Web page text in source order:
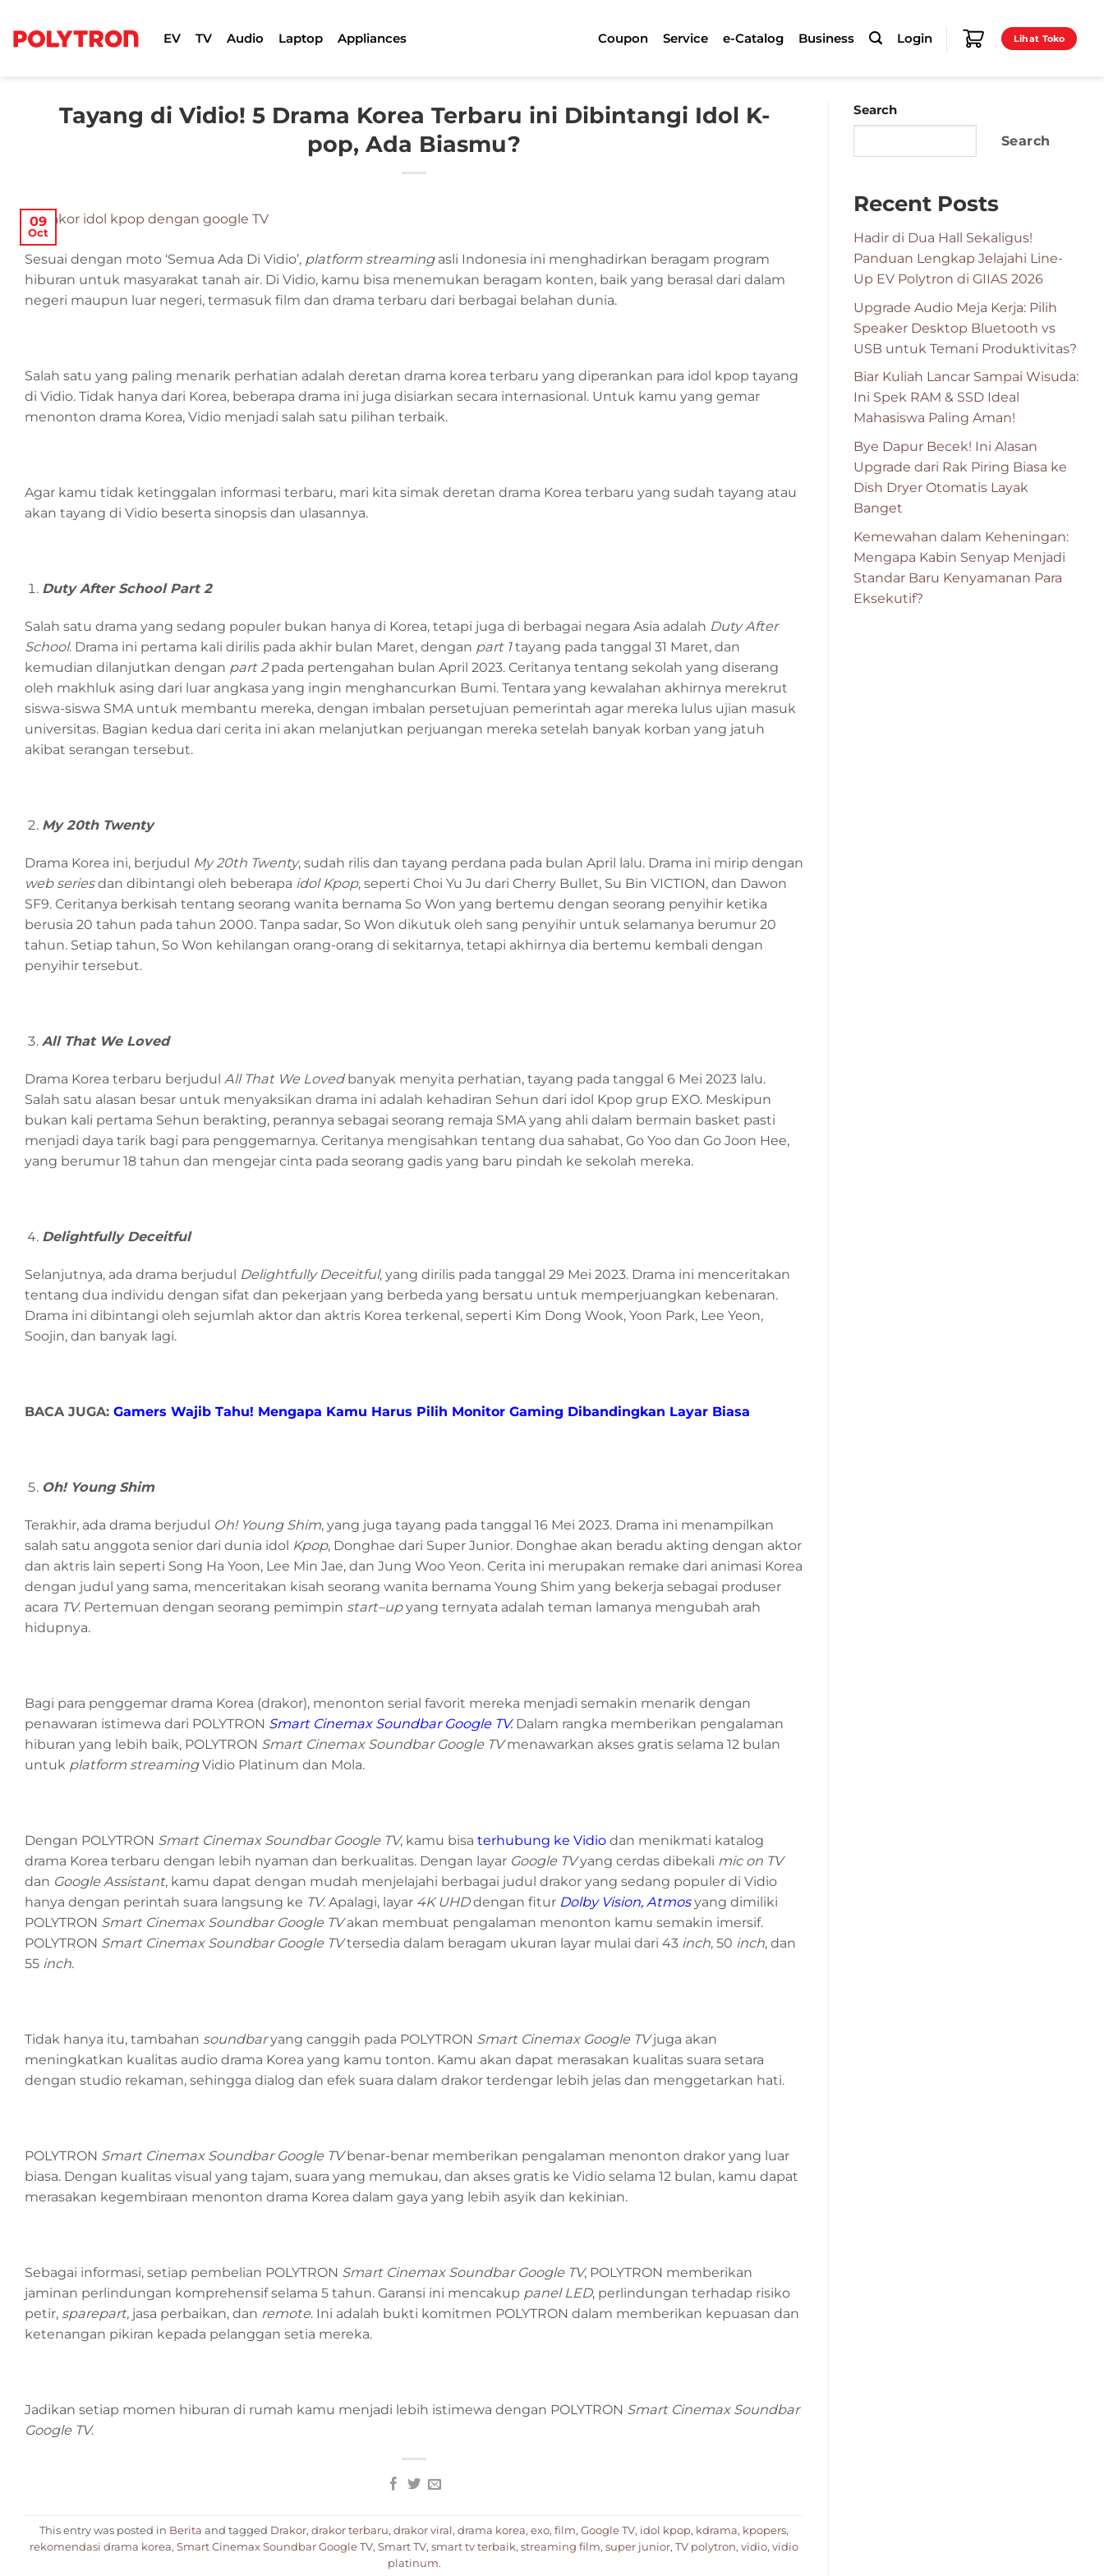
content
EV TV Audio Laptop Appliances Coupon Service e-Catalog Business Login Lihat Toko
Tayang di Vidio! 5 Drama Korea Terbaru ini Dibintangi Idol K-
pop, Ada Biasmu?
09
Oct
Sesuai dengan moto ‘Semua Ada Di Vidio’, platform streamingasli Indonesia ini menghadirkan beragam program
hiburan untuk masyarakat tanah air. Di Vidio, kamu bisa menemukan beragam konten, baik yang berasal dari dalam
negeri maupun luar negeri, termasuk film dan drama terbaru dari berbagai belahan dunia.
Salah satu yang paling menarik perhatian adalah deretan drama korea terbaru yang diperankan para idol kpop tayang
di Vidio. Tidak hanya dari Korea, beberapa drama ini juga disiarkan secara internasional. Untuk kamu yang gemar
menonton drama Korea, Vidio menjadi salah satu pilihan terbaik.
Agar kamu tidak ketinggalan informasi terbaru, mari kita simak deretan drama Korea terbaru yang sudah tayang atau
akan tayang di Vidio beserta sinopsis dan ulasannya.
Duty After School Part 2
Salah satu drama yang sedang populer bukan hanya di Korea, tetapi juga di berbagai negara Asia adalah Duty After
School. Drama ini pertama kali dirilis pada akhir bulan Maret, dengan part 1tayang pada tanggal 31 Maret, dan
kemudian dilanjutkan dengan part 2pada pertengahan bulan April 2023. Ceritanya tentang sekolah yang diserang
oleh makhluk asing dari luar angkasa yang ingin menghancurkan Bumi. Tentara yang kewalahan akhirnya merekrut
siswa-siswa SMA untuk membantu mereka, dengan imbalan persetujuan pemerintah agar mereka lulus ujian masuk
universitas. Bagian kedua dari cerita ini akan melanjutkan perjuangan mereka setelah banyak korban yang jatuh
akibat serangan tersebut.
My 20th Twenty
Drama Korea ini, berjudul My 20th Twenty, sudah rilis dan tayang perdana pada bulan April lalu. Drama ini mirip dengan
web seriesdan dibintangi oleh beberapa idol Kpop, seperti Choi Yu Ju dari Cherry Bullet, Su Bin VICTION, dan Dawon
SF9. Ceritanya berkisah tentang seorang wanita bernama So Won yang bertemu dengan seorang penyihir ketika
berusia 20 tahun pada tahun 2000. Tanpa sadar, So Won dikutuk oleh sang penyihir untuk selamanya berumur 20
tahun. Setiap tahun, So Won kehilangan orang-orang di sekitarnya, tetapi akhirnya dia bertemu kembali dengan
penyihir tersebut.
All That We Loved
Drama Korea terbaru berjudul All That We Lovedbanyak menyita perhatian, tayang pada tanggal 6 Mei 2023 lalu.
Salah satu alasan besar untuk menyaksikan drama ini adalah kehadiran Sehun dari idol Kpop grup EXO. Meskipun
bukan kali pertama Sehun berakting, perannya sebagai seorang remaja SMA yang ahli dalam bermain basket pasti
menjadi daya tarik bagi para penggemarnya. Ceritanya mengisahkan tentang dua sahabat, Go Yoo dan Go Joon Hee,
yang berumur 18 tahun dan mengejar cinta pada seorang gadis yang baru pindah ke sekolah mereka.
Delightfully Deceitful
Selanjutnya, ada drama berjudul Delightfully Deceitful, yang dirilis pada tanggal 29 Mei 2023. Drama ini menceritakan
tentang dua individu dengan sifat dan pekerjaan yang berbeda yang bersatu untuk memperjuangkan kebenaran.
Drama ini dibintangi oleh sejumlah aktor dan aktris Korea terkenal, seperti Kim Dong Wook, Yoon Park, Lee Yeon,
Soojin, dan banyak lagi.
BACA JUGA: Gamers Wajib Tahu! Mengapa Kamu Harus Pilih Monitor Gaming Dibandingkan Layar Biasa
Oh! Young Shim
Terakhir, ada drama berjudul Oh! Young Shim, yang juga tayang pada tanggal 16 Mei 2023. Drama ini menampilkan
salah satu anggota senior dari dunia idol Kpop, Donghae dari Super Junior. Donghae akan beradu akting dengan aktor
dan aktris lain seperti Song Ha Yoon, Lee Min Jae, dan Jung Woo Yeon. Cerita ini merupakan remake dari animasi Korea
dengan judul yang sama, menceritakan kisah seorang wanita bernama Young Shim yang bekerja sebagai produser
acara TV. Pertemuan dengan seorang pemimpin start–upyang ternyata adalah teman lamanya mengubah arah
hidupnya.
Bagi para penggemar drama Korea (drakor), menonton serial favorit mereka menjadi semakin menarik dengan
penawaran istimewa dari POLYTRON Smart Cinemax Soundbar Google TV.Dalam rangka memberikan pengalaman
hiburan yang lebih baik, POLYTRON Smart Cinemax Soundbar Google TVmenawarkan akses gratis selama 12 bulan
untuk platform streamingVidio Platinum dan Mola.
Dengan POLYTRON Smart Cinemax Soundbar Google TV, kamu bisa terhubung ke Vidio dan menikmati katalog
drama Korea terbaru dengan lebih nyaman dan berkualitas. Dengan layar Google TVyang cerdas dibekali mic on TV
dan Google Assistant, kamu dapat dengan mudah menjelajahi berbagai judul drakor yang sedang populer di Vidio
hanya dengan perintah suara langsung ke TV. Apalagi, layar 4K UHDdengan fitur Dolby Vision, Atmosyang dimiliki
POLYTRON Smart Cinemax Soundbar Google TVakan membuat pengalaman menonton kamu semakin imersif.
POLYTRON Smart Cinemax SoundbarGoogle TVtersedia dalam beragam ukuran layar mulai dari 43 inch, 50 inch, dan
55 inch.
Tidak hanya itu, tambahan soundbaryang canggih pada POLYTRON Smart CinemaxGoogle TVjuga akan
meningkatkan kualitas audio drama Korea yang kamu tonton. Kamu akan dapat merasakan kualitas suara setara
dengan studio rekaman, sehingga dialog dan efek suara dalam drakor terdengar lebih jelas dan menggetarkan hati.
POLYTRON Smart Cinemax Soundbar Google TVbenar-benar memberikan pengalaman menonton drakor yang luar
biasa. Dengan kualitas visual yang tajam, suara yang memukau, dan akses gratis ke Vidio selama 12 bulan, kamu dapat
merasakan kegembiraan menonton drama Korea dalam gaya yang lebih asyik dan kekinian.
Sebagai informasi, setiap pembelian POLYTRON Smart Cinemax Soundbar Google TV, POLYTRON memberikan
jaminan perlindungan komprehensif selama 5 tahun. Garansi ini mencakup panel LED, perlindungan terhadap risiko
petir, sparepart, jasa perbaikan, dan remote. Ini adalah bukti komitmen POLYTRON dalam memberikan kepuasan dan
ketenangan pikiran kepada pelanggan setia mereka.
Jadikan setiap momen hiburan di rumah kamu menjadi lebih istimewa dengan POLYTRON Smart Cinemax Soundbar
Google TV.
This entry was posted in Berita and tagged Drakor, drakor terbaru, drakor viral, drama korea, exo, film, Google TV, idol kpop, kdrama, kpopers,
rekomendasi drama korea, Smart Cinemax Soundbar Google TV, Smart TV, smart tv terbaik, streaming film, super junior, TV polytron, vidio, vidio
platinum.
Search
Search
Recent Posts
Hadir di Dua Hall Sekaligus!
Panduan Lengkap Jelajahi Line-
Up EV Polytron di GIIAS 2026
Upgrade Audio Meja Kerja: Pilih
Speaker Desktop Bluetooth vs
USB untuk Temani Produktivitas?
Biar Kuliah Lancar Sampai Wisuda:
Ini Spek RAM & SSD Ideal
Mahasiswa Paling Aman!
Bye Dapur Becek! Ini Alasan
Upgrade dari Rak Piring Biasa ke
Dish Dryer Otomatis Layak
Banget
Kemewahan dalam Keheningan:
Mengapa Kabin Senyap Menjadi
Standar Baru Kenyamanan Para
Eksekutif?